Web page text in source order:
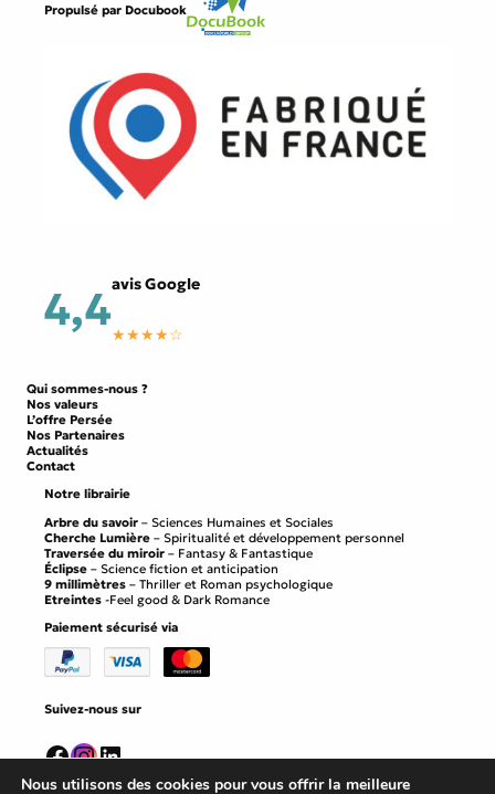
Propulsé par Docubook
4,4avis Google
★★★★☆
Qui sommes-nous ?
Nos valeurs
L’offre Persée
Nos Partenaires
Actualités
Contact
Notre librairie
Arbre du savoir – Sciences Humaines et Sociales
Cherche Lumière – Spiritualité et développement personnel
Traversée du miroir – Fantasy & Fantastique
Éclipse – Science fiction et anticipation
9 millimètres – Thriller et Roman psychologique
Etreintes -Feel good & Dark Romance
Paiement sécurisé via
Suivez-nous sur
Facebook
Instagram
LinkedIn
Nous utilisons des cookies pour vous offrir la meilleure